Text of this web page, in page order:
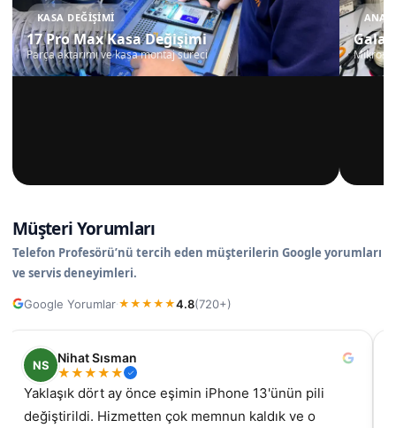
KASA DEĞIŞIMI
17 Pro Max Kasa Değişimi
Parça aktarımı ve kasa montaj süreci
Müşteri Yorumları
Telefon Profesörü’nü tercih eden müşterilerin Google yorumları
ve servis deneyimleri.
Google Yorumlar·★ ★ ★ ★ ★4.8(720+)
N
Nilüfer
★★★★★
samsung galaxy A55 ekran değişimi için geldim, iyi ki
gelmiştim daha önce başka yerde yaptırmıştım